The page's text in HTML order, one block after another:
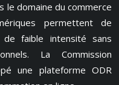
le domaine du commerce
permettent de
faible intensité sans
La Commission
une plateforme ODR